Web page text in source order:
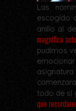
Las
escogido
anillo al
magnífica
pudimos
todo de sí
que